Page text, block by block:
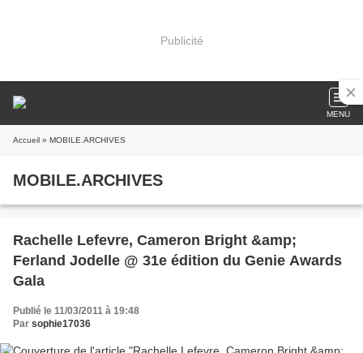
Publicité
MENU
Accueil » MOBILE.ARCHIVES
MOBILE.ARCHIVES
Rachelle Lefevre, Cameron Bright &amp;
Ferland Jodelle @ 31e édition du Genie Awards
Gala
Publié le 11/03/2011 à 19:48
Par sophie17036